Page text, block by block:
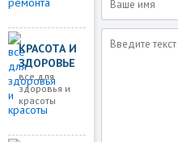
КРАСОТА И
ЗДОРОВЬЕ
все для
здоровья и
красоты